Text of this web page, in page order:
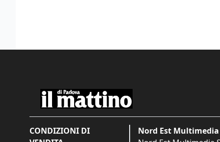
CONDIZIONI DI
Nord Est Multimedia